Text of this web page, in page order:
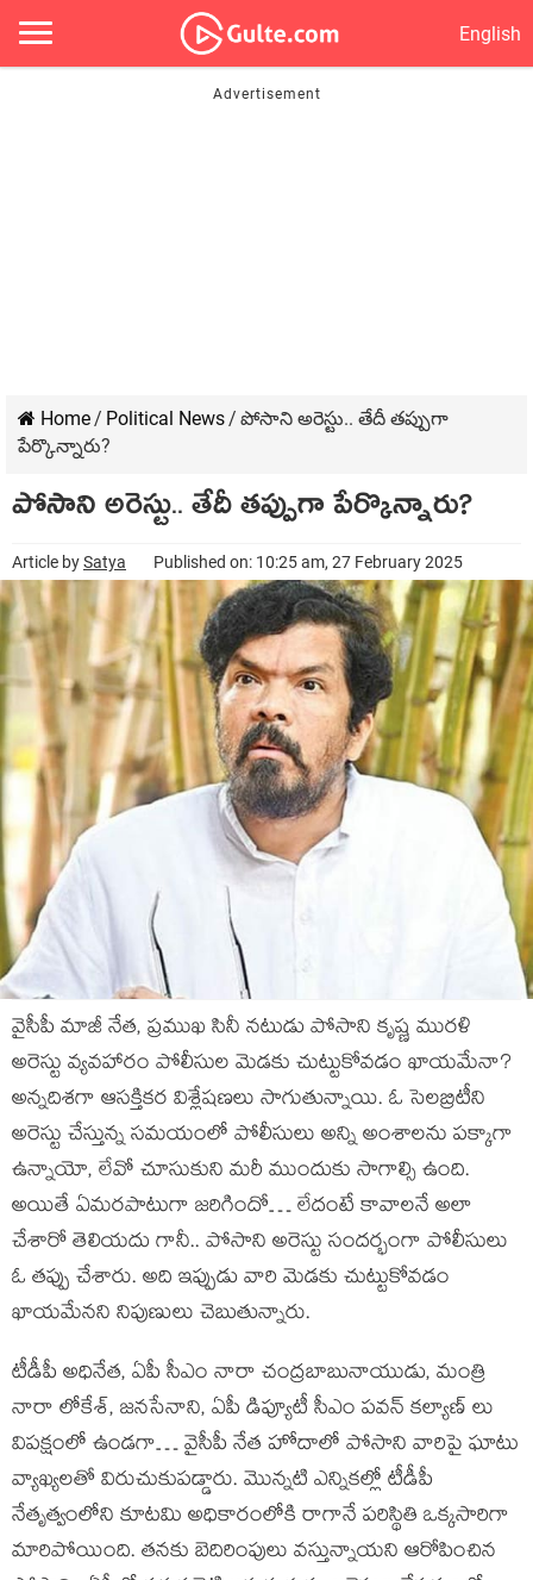
English
Home/ Political News/ పోసాని అరెస్టు.. తేదీ తప్పుగా
పేర్కొన్నారు?
పోసాని అరెస్టు.. తేదీ తప్పుగా పేర్కొన్నారు?
Article bySatya Published on: 10:25 am, 27 February 2025
వైసీపీ మాజీ నేత, ప్రముఖ సినీ నటుడు పోసాని కృష్ణ మురళి
అరెస్టు వ్యవహారం పోలీసుల మెడకు చుట్టుకోవడం ఖాయమేనా?
అన్నదిశగా ఆసక్తికర విశ్లేషణలు సాగుతున్నాయి. ఓ సెలబ్రిటీని
అరెస్టు చేస్తున్న సమయంలో పోలీసులు అన్ని అంశాలను పక్కాగా
ఉన్నాయో, లేవో చూసుకుని మరీ ముందుకు సాగాల్సి ఉంది.
అయితే ఏమరపాటుగా జరిగిందో… లేదంటే కావాలనే అలా
చేశారో తెలియదు గానీ.. పోసాని అరెస్టు సందర్భంగా పోలీసులు
ఓ తప్పు చేశారు. అది ఇప్పుడు వారి మెడకు చుట్టుకోవడం
ఖాయమేనని నిపుణులు చెబుతున్నారు.
టీడీపీ అధినేత, ఏపీ సీఎం నారా చంద్రబాబునాయుడు, మంత్రి
నారా లోకేశ్, జనసేనాని, ఏపీ డిప్యూటీ సీఎం పవన్ కల్యాణ్ లు
విపక్షంలో ఉండగా… వైసీపీ నేత హోదాలో పోసాని వారిపై ఘాటు
వ్యాఖ్యలతో విరుచుకుపడ్డారు. మొన్నటి ఎన్నికల్లో టీడీపీ
నేతృత్వంలోని కూటమి అధికారంలోకి రాగానే పరిస్థితి ఒక్కసారిగా
మారిపోయింది. తనకు బెదిరింపులు వస్తున్నాయని ఆరోపించిన